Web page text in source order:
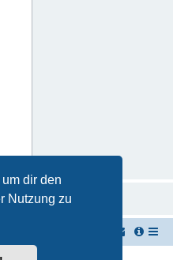
dir den
Nutzung zu